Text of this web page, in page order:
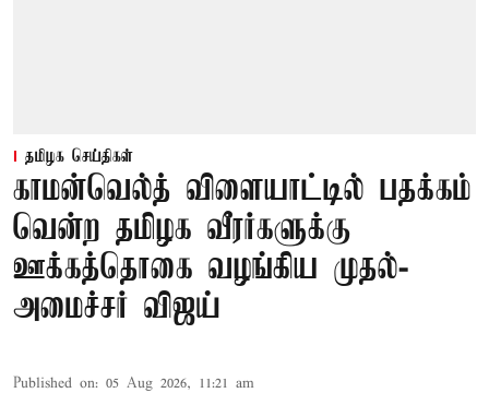
தமிழக செய்திகள்
காமன்வெல்த் விளையாட்டில் பதக்கம்
வென்ற தமிழக வீரர்களுக்கு
ஊக்கத்தொகை வழங்கிய முதல்-
அமைச்சர் விஜய்
Published on: 05 Aug 2026, 11:21 am